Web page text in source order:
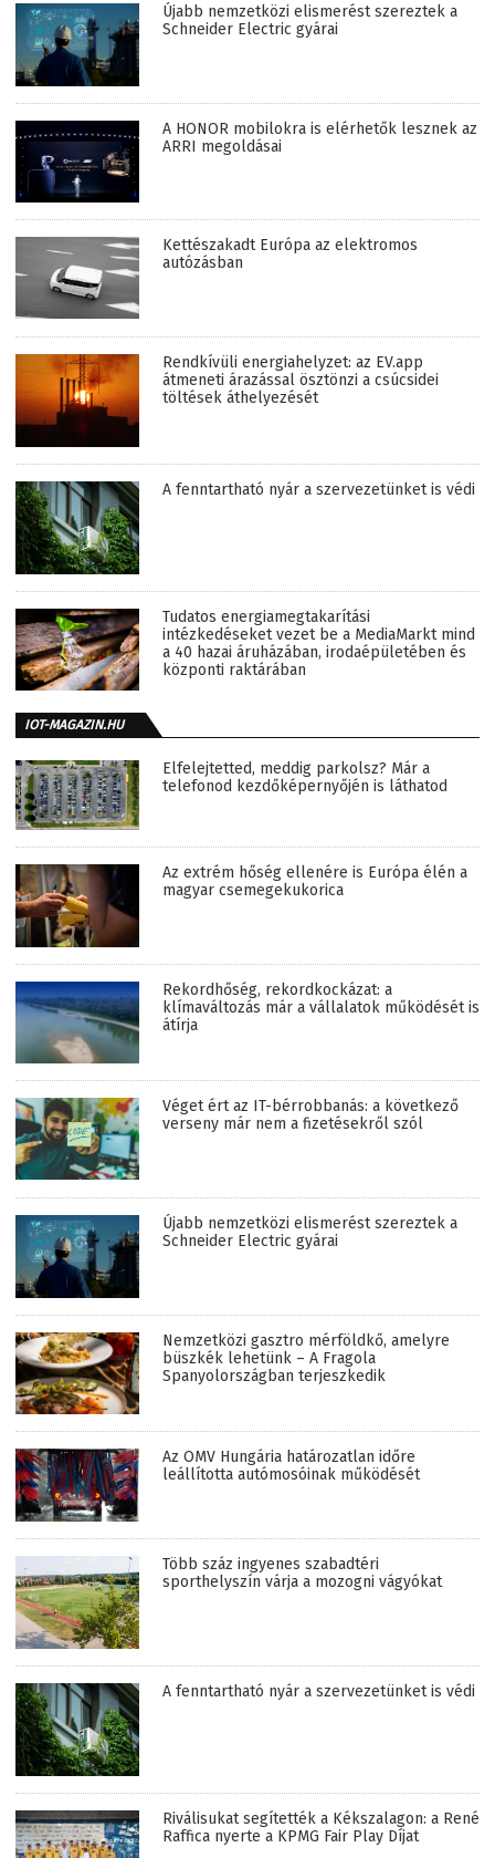
Újabb nemzetközi elismerést szereztek a
Schneider Electric gyárai
A HONOR mobilokra is elérhetők lesznek az
ARRI megoldásai
Kettészakadt Európa az elektromos
autózásban
Rendkívüli energiahelyzet: az EV.app
átmeneti árazással ösztönzi a csúcsidei
töltések áthelyezését
A fenntartható nyár a szervezetünket is védi
Tudatos energiamegtakarítási
intézkedéseket vezet be a MediaMarkt mind
a 40 hazai áruházában, irodaépületében és
központi raktárában
IOT-MAGAZIN.HU
Elfelejtetted, meddig parkolsz? Már a
telefonod kezdőképernyőjén is láthatod
Az extrém hőség ellenére is Európa élén a
magyar csemegekukorica
Rekordhőség, rekordkockázat: a
klímaváltozás már a vállalatok működését is
átírja
Véget ért az IT-bérrobbanás: a következő
verseny már nem a fizetésekről szól
Újabb nemzetközi elismerést szereztek a
Schneider Electric gyárai
Nemzetközi gasztro mérföldkő, amelyre
büszkék lehetünk – A Fragola
Spanyolországban terjeszkedik
Az OMV Hungária határozatlan időre
leállította autómosóinak működését
Több száz ingyenes szabadtéri
sporthelyszín várja a mozogni vágyókat
A fenntartható nyár a szervezetünket is védi
Riválisukat segítették a Kékszalagon: a René
Raffica nyerte a KPMG Fair Play Díjat